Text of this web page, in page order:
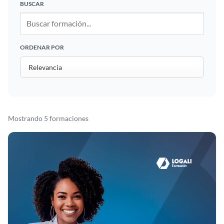
BUSCAR
ORDENAR POR
Mostrando 5 formaciones